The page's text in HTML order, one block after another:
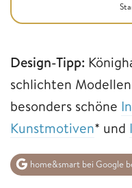
Design-Tipp:
schlichten
besonders schöne
Kunstmotiven* und
home&smart bei Google